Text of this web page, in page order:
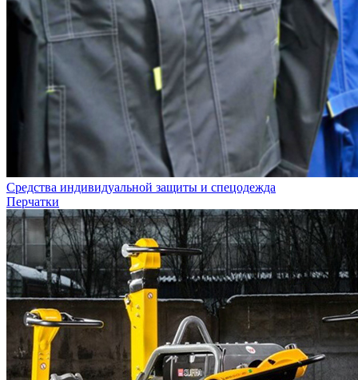
Средства индивидуальной защиты и спецодежда
Перчатки